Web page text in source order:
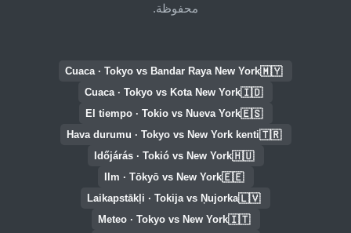
محفوظة.
🇲🇾
Cuaca · Tokyo vs Bandar Raya New York
🇮🇩
Cuaca · Tokyo vs Kota New York
🇪🇸
El tiempo · Tokio vs Nueva York
🇹🇷
Hava durumu · Tokyo vs New York kenti
🇭🇺
Időjárás · Tokió vs New York
🇪🇪
Ilm · Tōkyō vs New York
🇱🇻
Laikapstākļi · Tokija vs Ņujorka
🇮🇹
Meteo · Tokyo vs New York